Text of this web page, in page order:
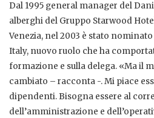
Dal 1995 general manager del
alberghi del Gruppo Starwood
Venezia, nel 2003 è stato
Italy, nuovo ruolo che ha
formazione e sulla delega. «Ma il
cambiato – racconta -. Mi piace
dipendenti. Bisogna essere al
dell’amministrazione e